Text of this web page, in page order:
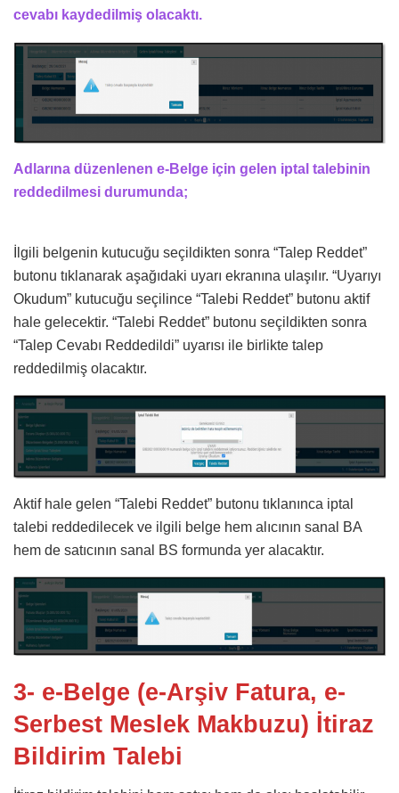
cevabı kaydedilmiş olacaktı.
Adlarına düzenlenen e-Belge için gelen iptal talebinin
reddedilmesi durumunda;
İlgili belgenin kutucuğu seçildikten sonra “Talep Reddet”
butonu tıklanarak aşağıdaki uyarı ekranına ulaşılır. “Uyarıyı
Okudum” kutucuğu seçilince “Talebi Reddet” butonu aktif
hale gelecektir. “Talebi Reddet” butonu seçildikten sonra
“Talep Cevabı Reddedildi” uyarısı ile birlikte talep
reddedilmiş olacaktır.
Aktif hale gelen “Talebi Reddet” butonu tıklanınca iptal
talebi reddedilecek ve ilgili belge hem alıcının sanal BA
hem de satıcının sanal BS formunda yer alacaktır.
3- e-Belge (e-Arşiv Fatura, e-
Serbest Meslek Makbuzu) İtiraz
Bildirim Talebi